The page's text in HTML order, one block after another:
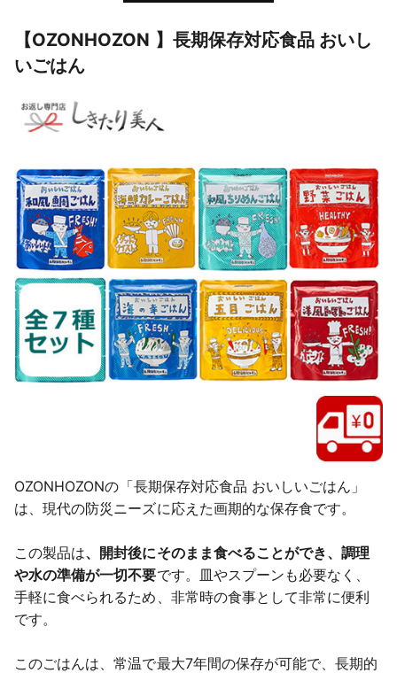
【OZONHOZON 】長期保存対応食品 おいし
いごはん
OZONHOZONの「長期保存対応食品 おいしいごはん」
は、現代の防災ニーズに応えた画期的な保存食です。
この製品は、開封後にそのまま食べることができ、調理
や水の準備が一切不要です。皿やスプーンも必要なく、
手軽に食べられるため、非常時の食事として非常に便利
です。
このごはんは、常温で最大7年間の保存が可能で、長期的